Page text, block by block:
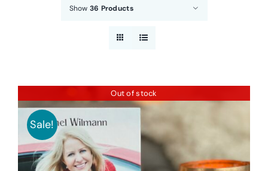
Show 36 Products
Out of stock
Sale!